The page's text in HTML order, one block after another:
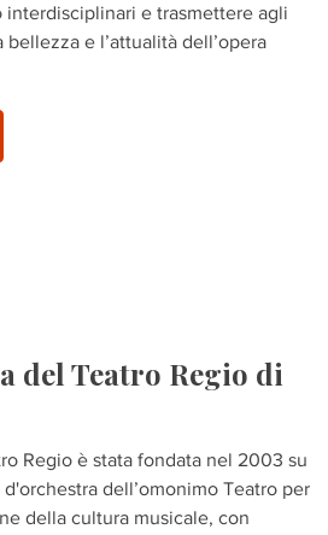
e trasmettere agli
e l’attualità dell’opera
del Teatro Regio di
Regio è stata fondata nel 2003 su
dell’omonimo Teatro per
della cultura musicale, con